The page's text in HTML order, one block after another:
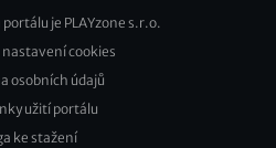
je PLAYzone s.r.o.
nastavení cookies
osobních údajů
užití portálu
ke stažení